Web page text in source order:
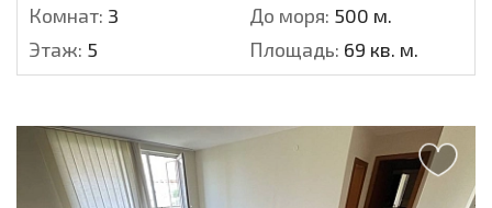
Комнат: 3 До моря: 500 м.
Этаж: 5 Площадь: 69 кв. м.